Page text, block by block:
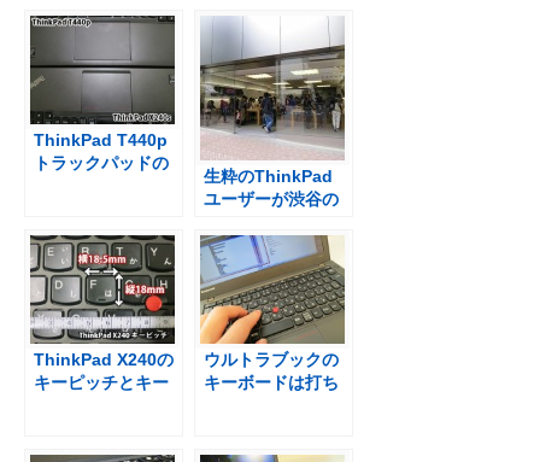
ThinkPad T440p
トラックパッドの
と比べる
生粋のThinkPad
ユーザーが渋谷の
MacBook PROを
触ってみた
ThinkPad X240の
キーピッチとキー
ち心地
ウルトラブックの
キーボードは打ち
コン